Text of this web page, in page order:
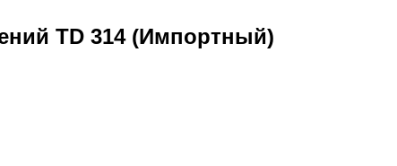
TD 314 (Импортный)